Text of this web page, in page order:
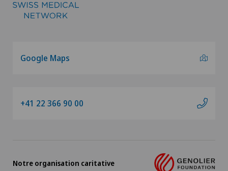
Google Maps
+41 22 366 90 00
Notre organisation caritative